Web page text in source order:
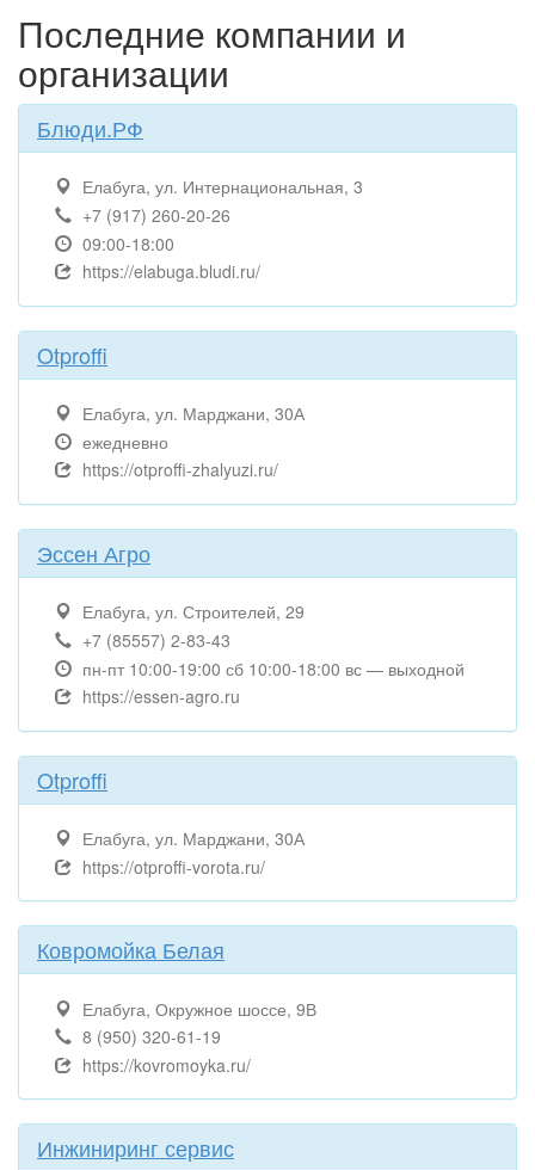
Последние компании и
организации
Блюди.РФ
Елабуга, ул. Интернациональная, 3
+7 (917) 260-20-26
09:00-18:00
https://elabuga.bludi.ru/
Otproffi
Елабуга, ул. Марджани, 30А
ежедневно
https://otproffi-zhalyuzi.ru/
Эссен Агро
Елабуга, ул. Строителей, 29
+7 (85557) 2-83-43
пн-пт 10:00-19:00 сб 10:00-18:00 вс — выходной
https://essen-agro.ru
Otproffi
Елабуга, ул. Марджани, 30А
https://otproffi-vorota.ru/
Ковромойка Белая
Елабуга, Окружное шоссе, 9В
8 (950) 320-61-19
https://kovromoyka.ru/
Инжиниринг сервис